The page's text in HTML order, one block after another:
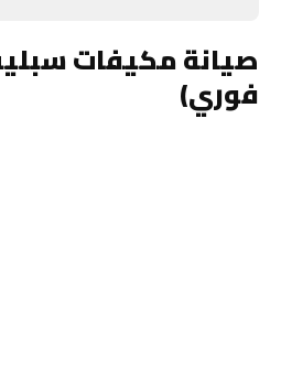
صيانة مكيفات
فوري)